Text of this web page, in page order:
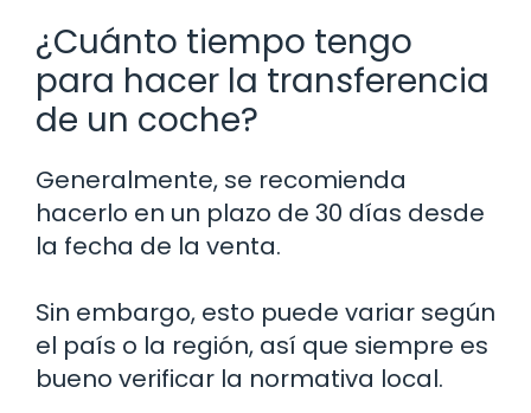
¿Cuánto tiempo tengo
para hacer la transferencia
de un coche?
Generalmente, se recomienda
hacerlo en un plazo de 30 días desde
la fecha de la venta.
Sin embargo, esto puede variar según
el país o la región, así que siempre es
bueno verificar la normativa local.